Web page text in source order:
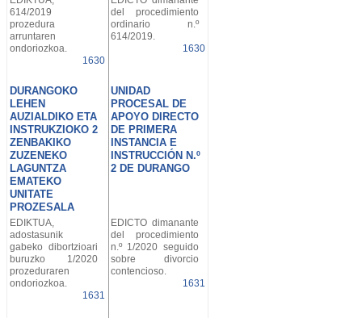
614/2019
prozedura
arruntaren
ondoriozkoa.
1630
del procedimiento
ordinario n.º
614/2019.
1630
DURANGOKO
LEHEN
AUZIALDIKO ETA
INSTRUKZIOKO 2
ZENBAKIKO
ZUZENEKO
LAGUNTZA
EMATEKO
UNITATE
PROZESALA
UNIDAD
PROCESAL DE
APOYO DIRECTO
DE PRIMERA
INSTANCIA E
INSTRUCCIÓN N.º
2 DE DURANGO
EDIKTUA,
adostasunik
gabeko dibortzioari
buruzko 1/2020
prozeduraren
ondoriozkoa.
1631
EDICTO dimanante
del procedimiento
n.º 1/2020 seguido
sobre divorcio
contencioso.
1631